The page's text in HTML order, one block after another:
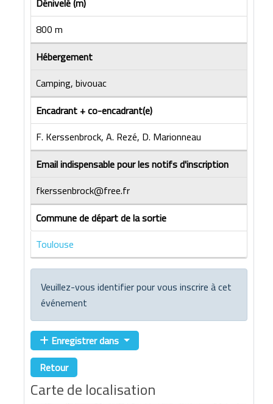
800 m
Hébergement
Camping, bivouac
Encadrant + co-encadrant(e)
F. Kerssenbrock, A. Rezé, D. Marionneau
Email indispensable pour les notifs d'inscription
fkerssenbrock@free.fr
Commune de départ de la sortie
Toulouse
Veuillez-vous identifier pour vous inscrire à cet
événement
Enregistrer dans
Retour
Carte de localisation